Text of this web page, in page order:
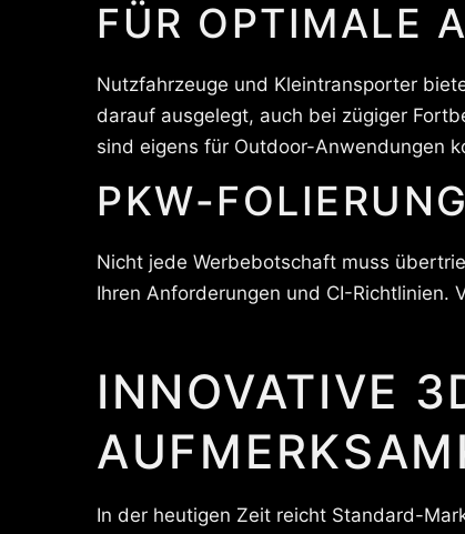
FÜR OPTIMALE
Nutzfahrzeuge und Kleintransporter
darauf ausgelegt, auch bei zügiger
sind eigens für Outdoor-Anwendungen
PKW-
Nicht jede Werbebotschaft muss
Ihren Anforderungen und CI-Richtlinien.
INNOVATIVE
In der heutigen Zeit reicht Standard-